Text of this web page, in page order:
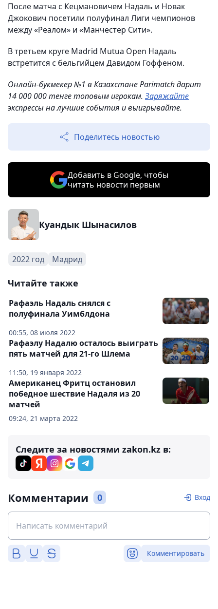
После матча с Кецмановичем Надаль и Новак
Джокович посетили полуфинал Лиги чемпионов
между «Реалом» и «Манчестер Сити».
В третьем круге Madrid Mutua Open Надаль
встретится с бельгийцем Давидом Гоффеном.
Онлайн-букмекер №1 в Казахстане Parimatch дарит
14 000 000 тенге топовым игрокам. Заряжайте
экспрессы на лучшие события и выигрывайте.
Поделитесь новостью
Добавить в Google, чтобы
читать новости первым
Куандык Шынасилов
2022 год Мадрид
Читайте также
00:55, 08 июля 2022
Рафаэль Надаль снялся с
полуфинала Уимблдона
11:50, 19 января 2022
Рафаэлу Надалю осталось выиграть
пять матчей для 21-го Шлема
09:24, 21 марта 2022
Американец Фритц остановил
победное шествие Надаля из 20
матчей
Следите за новостями zakon.kz в:
Комментарии 0 Вход
Комментировать